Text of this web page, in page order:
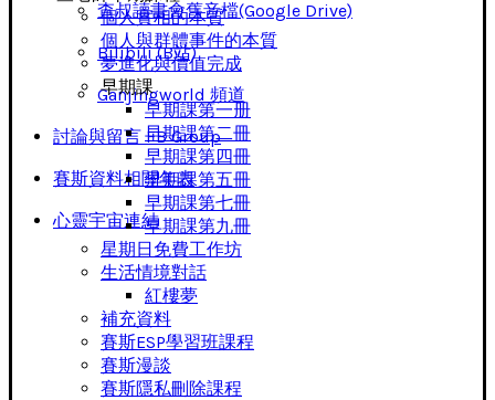
查叔讀書會舊音檔(Google Drive)
Bilibili (B站)
Ganjingworld 頻道
討論與留言 FB Group
賽斯資料相關年表
心靈宇宙連結
個人實相的本質
個人與群體事件的本質
夢進化與價值完成
早期課
早期課第一册
早期課第二冊
早期課第四冊
早期課第五冊
早期課第七冊
早期課第九冊
星期日免費工作坊
生活情境對話
紅樓夢
補充資料
賽斯ESP學習班課程
賽斯漫談
賽斯隱私刪除課程